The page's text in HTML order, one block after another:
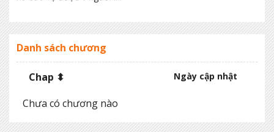
Danh sách chương
Chap ⬍ Ngày cập nhật
Chưa có chương nào